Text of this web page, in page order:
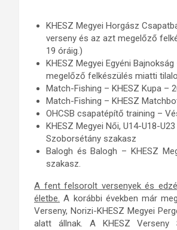
KHESZ Megyei Horgász
verseny és az azt megelőző
19 óráig.)
KHESZ Megyei Egyéni
megelőző felkészülés miatti
Match-Fishing – KHESZ Kupa –
Match-Fishing – KHESZ
OHCSB csapatépítő training –
KHESZ Megyei Női, U14-U18-
Szoborsétány szakasz
Balogh és Balogh – KHESZ
szakasz.
A fent felsorolt versenyek és
életbe. A korábbi években már
Verseny, Norizi-KHESZ Megyei
alatt állnak. A KHESZ